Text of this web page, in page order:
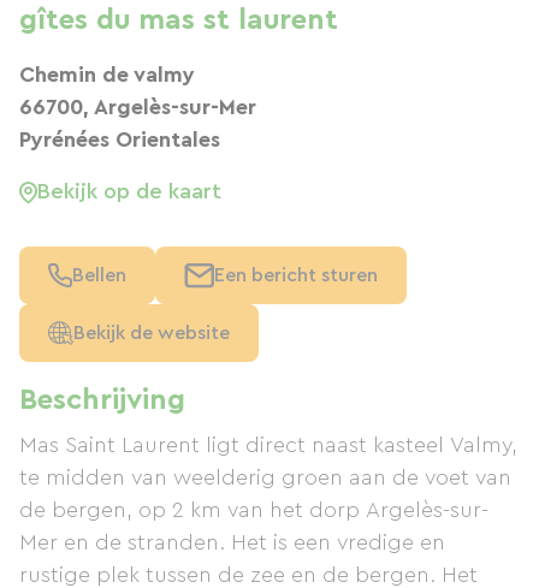
Beschrijving
Mas Saint Laurent ligt direct naast kasteel Valmy,
te midden van weelderig groen aan de voet van
de bergen, op 2 km van het dorp Argelès-sur-
Mer en de stranden. Het is een vredige en
rustige plek tussen de zee en de bergen. Het
gîtes du mas st laurent
Chemin de valmy
66700, Argelès-sur-Mer
Pyrénées Orientales
Bekijk op de kaart
Bellen Een bericht sturen
Bekijk de website